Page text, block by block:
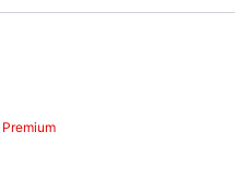
Premium